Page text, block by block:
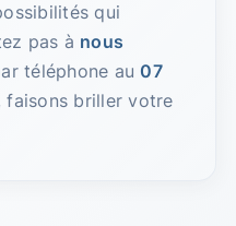
qui
pas à nous
téléphone au07
faisons briller votre